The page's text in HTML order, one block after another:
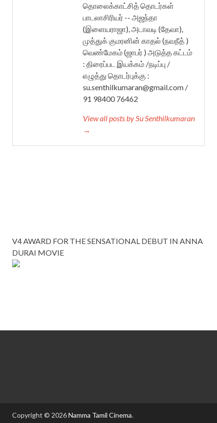
தொலைக்காட்சித் தொடர்கள்
பாடலாசிரியர் -- அஜந்தா
(இளையராஜா), அடாவடி (தேவா),
முத்துக் குமரனின் காதல் (நவநீத் )
வெண்மேகம் (ஜாபர் ) அடுத்த கட்டம்
: திரைப்பட இயக்கம் /நடிப்பு /
எழுத்து தொடர்புக்கு :
su.senthilkumaran@gmail.com /
91 98400 76462
View all posts by Su Senthilkumaran
→
V4 AWARD FOR THE SENSATIONAL DEBUT IN ANNA
DURAI MOVIE
Copyright © 2026Namma Tamil Cinema.